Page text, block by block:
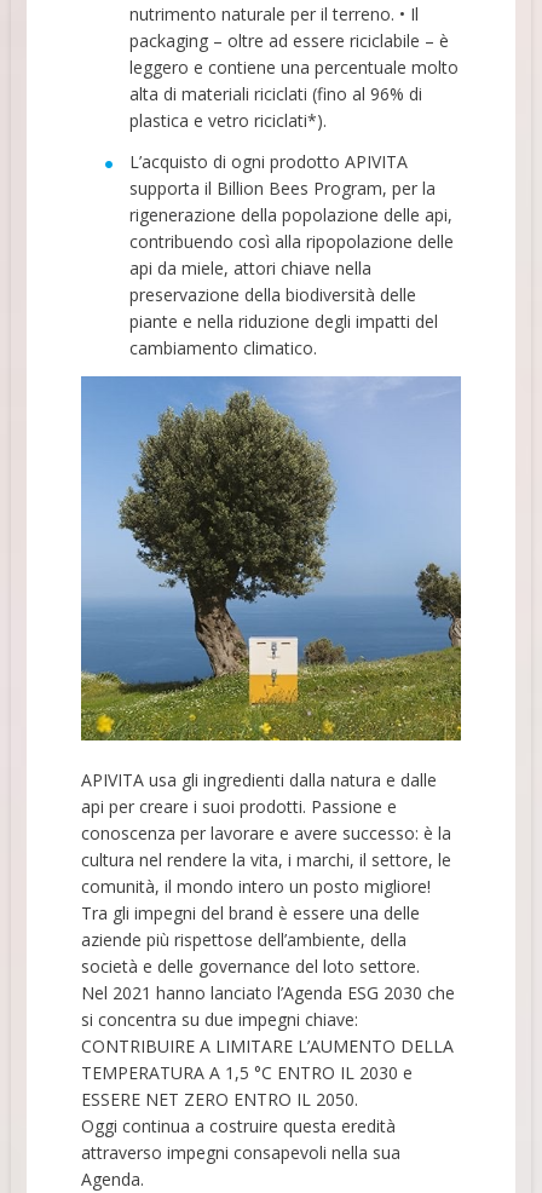
nutrimento naturale per il terreno. • Il
packaging – oltre ad essere riciclabile – è
leggero e contiene una percentuale molto
alta di materiali riciclati (fino al 96% di
plastica e vetro riciclati*).
L’acquisto di ogni prodotto APIVITA
supporta il Billion Bees Program, per la
rigenerazione della popolazione delle api,
contribuendo così alla ripopolazione delle
api da miele, attori chiave nella
preservazione della biodiversità delle
piante e nella riduzione degli impatti del
cambiamento climatico.
APIVITA usa gli ingredienti dalla natura e dalle
api per creare i suoi prodotti. Passione e
conoscenza per lavorare e avere successo: è la
cultura nel rendere la vita, i marchi, il settore, le
comunità, il mondo intero un posto migliore!
Tra gli impegni del brand è essere una delle
aziende più rispettose dell’ambiente, della
società e delle governance del loto settore.
Nel 2021 hanno lanciato l’Agenda ESG 2030 che
si concentra su due impegni chiave:
CONTRIBUIRE A LIMITARE L’AUMENTO DELLA
TEMPERATURA A 1,5 °C ENTRO IL 2030 e
ESSERE NET ZERO ENTRO IL 2050.
Oggi continua a costruire questa eredità
attraverso impegni consapevoli nella sua
Agenda.